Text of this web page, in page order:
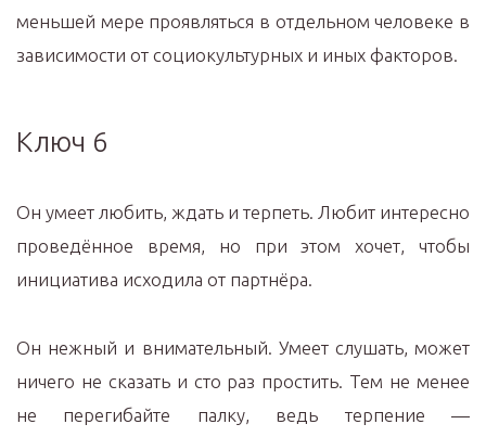
меньшей мере проявляться в отдельном человеке в
зависимости от социокультурных и иных факторов.
Ключ 6
Он умеет любить, ждать и терпеть. Любит интересно
проведённое время, но при этом хочет, чтобы
инициатива исходила от партнёра.
Он нежный и внимательный. Умеет слушать, может
ничего не сказать и сто раз простить. Тем не менее
не перегибайте палку, ведь терпение —